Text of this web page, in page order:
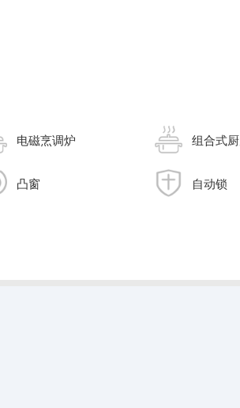
电磁烹调炉 组合式
凸窗 自动锁